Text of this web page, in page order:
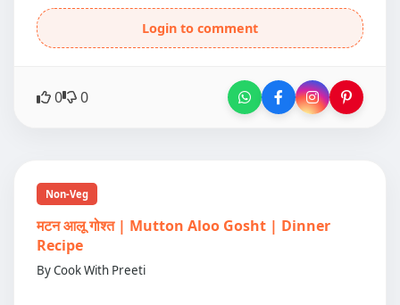
Login to comment
0 0
Non-Veg
मटन आलू गोश्त | Mutton Aloo Gosht | Dinner
Recipe
By Cook With Preeti